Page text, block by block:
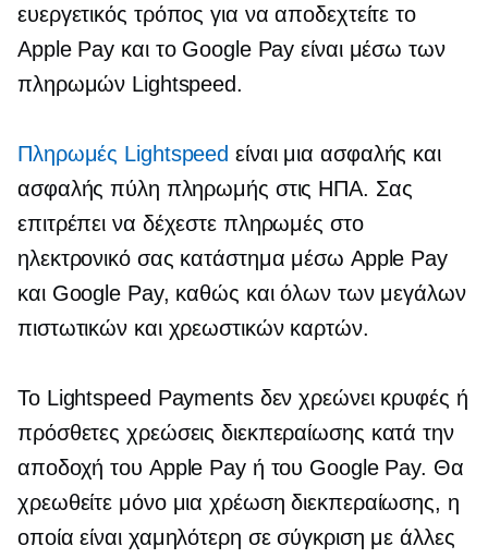
ευεργετικός τρόπος για να αποδεχτείτε το
Apple Pay και το Google Pay είναι μέσω των
πληρωμών Lightspeed.
Πληρωμές Lightspeed είναι μια ασφαλής και
ασφαλής πύλη πληρωμής στις ΗΠΑ. Σας
επιτρέπει να δέχεστε πληρωμές στο
ηλεκτρονικό σας κατάστημα μέσω Apple Pay
και Google Pay, καθώς και όλων των μεγάλων
πιστωτικών και χρεωστικών καρτών.
Το Lightspeed Payments δεν χρεώνει κρυφές ή
πρόσθετες χρεώσεις διεκπεραίωσης κατά την
αποδοχή του Apple Pay ή του Google Pay. Θα
χρεωθείτε μόνο μια χρέωση διεκπεραίωσης, η
οποία είναι χαμηλότερη σε σύγκριση με άλλες